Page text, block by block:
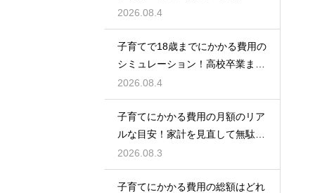
見出して自分自身の人生も豊かに
生きるための考え方
2026.08.4
子育てで18歳までにかかる費用の
シミュレーション！高校卒業まで
の教育資金を賢く準備して経済的
な不安を解消する
2026.08.4
子育てにかかる費用の月額のリア
ルな目安！家計を見直して無駄な
出費を抑えながら無理なく育児を
するための計画術
2026.08.3
子育てにかかる費用の総額はどれ